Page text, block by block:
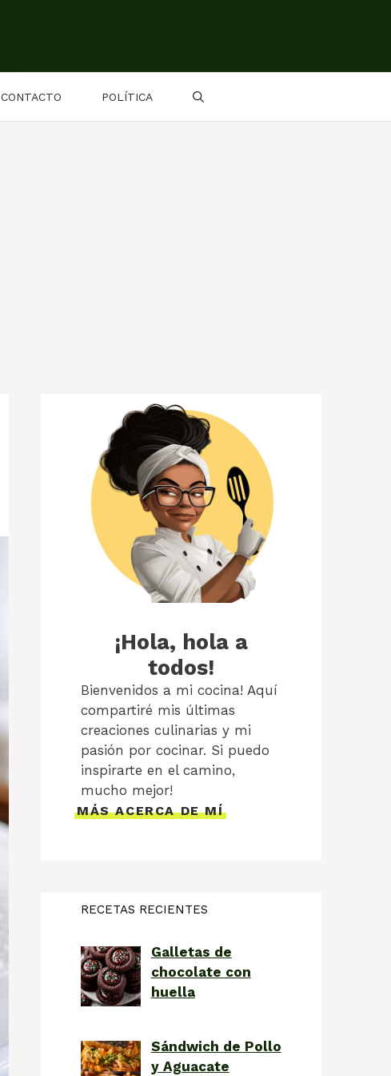
CONTACTO POLÍTICA
¡Hola, hola a
todos!
Bienvenidos a mi cocina! Aquí
compartiré mis últimas
creaciones culinarias y mi
pasión por cocinar. Si puedo
inspirarte en el camino,
mucho mejor!
MÁS ACERCA DE MÍ
RECETAS RECIENTES
Galletas de
chocolate con
huella
Sándwich de Pollo
y Aguacate